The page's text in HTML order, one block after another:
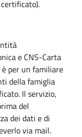
e CNS-Carta
per un familiare
della famiglia
Il servizio,
del
dei dati e di
via mail.